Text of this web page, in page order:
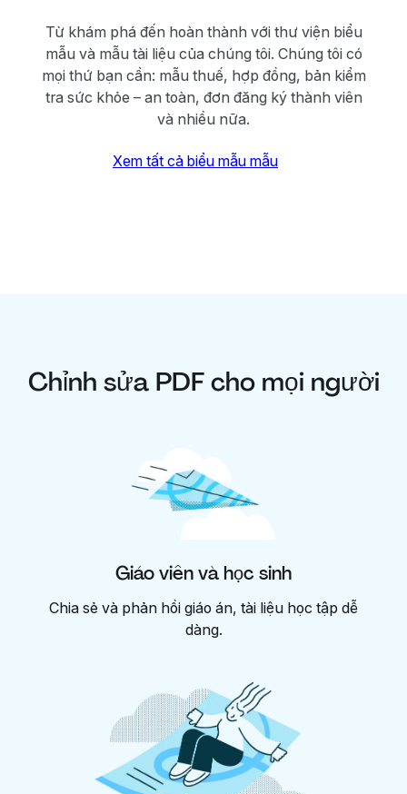
Từ khám phá đến hoàn thành với thư viện biểu
mẫu và mẫu tài liệu của chúng tôi. Chúng tôi có
mọi thứ bạn cần: mẫu thuế, hợp đồng, bản kiểm
tra sức khỏe – an toàn, đơn đăng ký thành viên
và nhiều nữa.
Xem tất cả biểu mẫu mẫu
Chỉnh sửa PDF cho mọi người
Giáo viên và học sinh
Chia sẻ và phản hồi giáo án, tài liệu học tập dễ
dàng.